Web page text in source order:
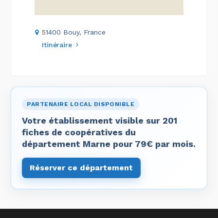
51400 Bouy, France
Itinéraire
PARTENAIRE LOCAL DISPONIBLE
Votre établissement visible sur 201
fiches de coopératives du
département Marne pour 79€ par mois.
Réserver ce département